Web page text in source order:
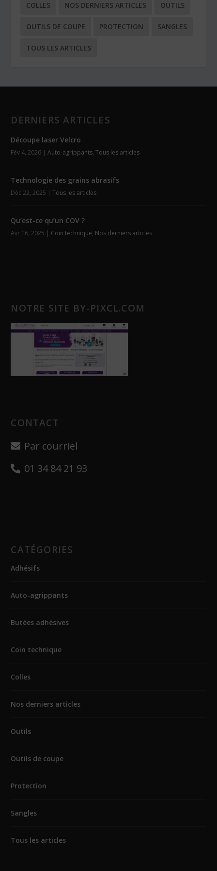
COLLES NOS DERNIERS ARTICLES OUTILS
OUTILS DE COUPE PROTECTION SANGLES
TOUS LES ARTICLES
DERNIERS ARTICLES
Découpe laser Velcro
Fév 4, 2026 |Auto-agrippants,Tous les articles
Technologie des grains abrasifs
Déc 22, 2025 |Tous les articles
Qu’est-ce qu’un COV ?
Avr 16, 2025 | Coin technique, Nos derniers articles
NOTRE SITE BY-PIXCL.COM
CONTACT
Par courriel
01 34 84 21 93
CATÉGORIES
Adhésifs
Auto-agrippants
Butées adhésives
Coin technique
Colles
Nos derniers articles
Outils
Outils de coupe
Protection
Sangles
Tous les articles